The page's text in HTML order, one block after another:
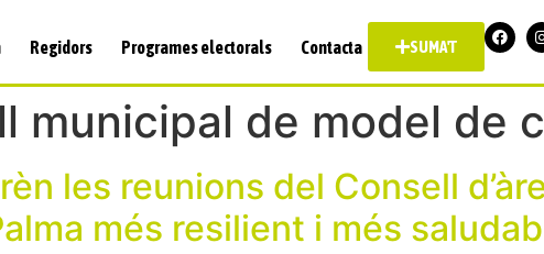
Regidors Programes electorals Contacta SUMA'T
municipal de model de
les reunions del Consell
més resilient i més